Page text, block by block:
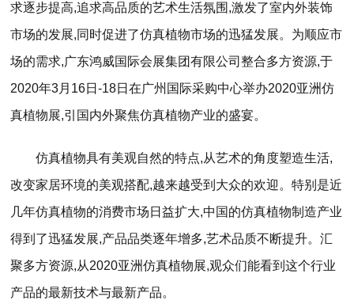
求逐步提高,追求高品质的艺术生活氛围,激发了室内外装饰
市场的发展,同时促进了仿真植物市场的迅猛发展。为顺应市
场的需求,广东鸿威国际会展集团有限公司整合多方资源,于
2020年3月16日-18日在广州国际采购中心举办2020亚洲仿
真植物展,引国内外聚焦仿真植物产业的盛宴。
仿真植物具有美观自然的特点,从艺术的角度塑造生活,
改变家居环境的美观搭配,越来越受到大众的欢迎。特别是近
几年仿真植物的消费市场日益扩大,中国的仿真植物制造产业
得到了迅猛发展,产品品类逐年增多,艺术品质不断提升。汇
聚多方资源,从2020亚洲仿真植物展,观众们能看到这个行业
产品的最新技术与最新产品。